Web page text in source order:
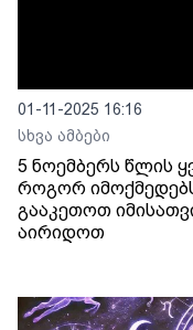
01-11-2025 16:16
სხვა ამბები
5 ნოემბერს წლის
როგორ
გააკეთოთ
აირიდოთ